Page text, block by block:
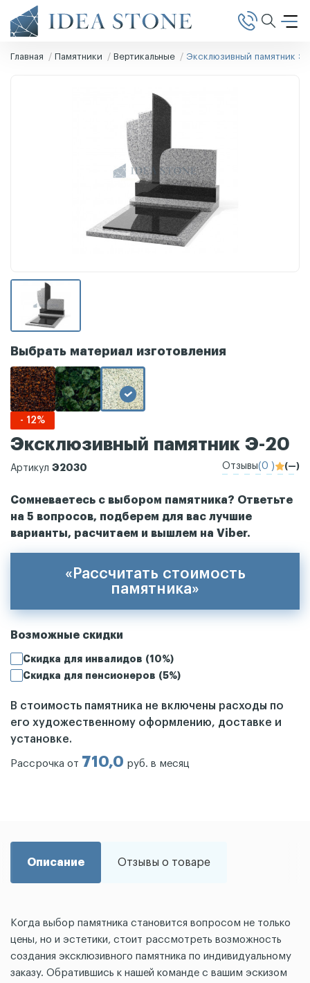
Главная Памятники Вертикальные Эксклюзивный памятник
Выбрать материал изготовления
- 12%
Эксклюзивный памятник Э-20
Артикул Э2030 Отзывы(0 ) (—)
Сомневаетесь с выбором памятника? Ответьте
на 5 вопросов, подберем для вас лучшие
варианты, расчитаем и вышлем на Viber.
«Рассчитать стоимость
памятника»
Возможные скидки
Скидка для инвалидов (10%)
Скидка для пенсионеров (5%)
В стоимость памятника не включены расходы по
его художественному оформлению, доставке и
установке.
Рассрочка от 710,0 руб. в месяц
Описание Отзывы о товаре
Когда выбор памятника становится вопросом не только
цены, но и эстетики, стоит рассмотреть возможность
создания эксклюзивного памятника по индивидуальному
заказу. Обратившись к нашей команде с вашим эскизом